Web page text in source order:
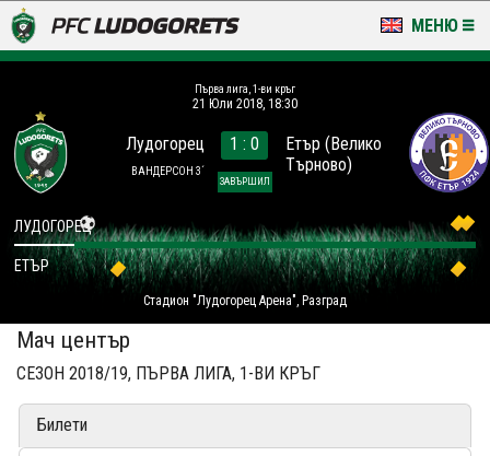
МЕНЮ
LUDOGORETS TV
НА ТЕРЕНА
СТАДИОН & БАЗИ
КЛУБ
ЗА ФЕНОВЕ
Първа лига, 1-ви кръг
21 Юли 2018, 18:30
Лудогорец
ВАНДЕРСОН 3´
1 : 0
ЗАВЪРШИЛ
Етър (Велико
Търново)
Стадион "Лудогорец Арена", Разград
ЛУДОГОРЕЦ
ЕТЪР
Мач център
СЕЗОН 2018/19, ПЪРВА ЛИГА, 1-ВИ КРЪГ
Билети